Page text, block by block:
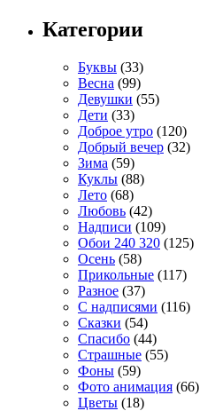
Категории
Буквы (33)
Весна (99)
Девушки (55)
Дети (33)
Доброе утро (120)
Добрый вечер (32)
Зима (59)
Куклы (88)
Лето (68)
Любовь (42)
Надписи (109)
Обои 240 320 (125)
Осень (58)
Прикольные (117)
Разное (37)
С надписями (116)
Сказки (54)
Спасибо (44)
Страшные (55)
Фоны (59)
Фото анимация (66)
Цветы (18)